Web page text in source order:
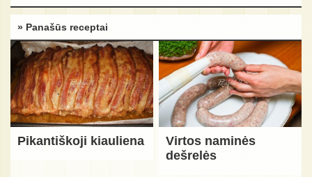
» Panašūs receptai
Pikantiškoji kiauliena
Virtos naminės
dešrelės